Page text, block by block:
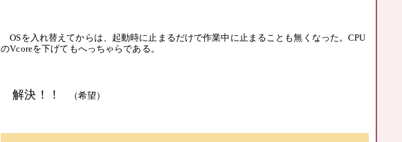
OSを入れ替えてからは、起動時に止まるだけで作業中に止まることも無くなった。CPU
のVcoreを下げてもへっちゃらである。
解決！！ （希望）